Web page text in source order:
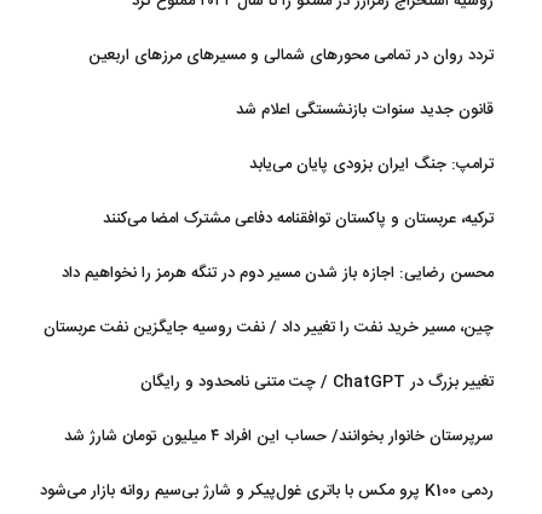
تردد روان در تمامی محورهای شمالی و مسیرهای مرزهای اربعین
قانون جدید سنوات بازنشستگی اعلام شد
ترامپ: جنگ ایران بزودی پایان می‌یابد
ترکیه، عربستان و پاکستان توافقنامه دفاعی مشترک امضا می‌کنند
محسن رضایی: اجازه باز شدن مسیر دوم در تنگه هرمز را نخواهیم داد
چین، مسیر خرید نفت را تغییر داد / نفت روسیه جایگزین نفت عربستان
تغییر بزرگ در ChatGPT / چت متنی نامحدود و رایگان
سرپرستان خانوار بخوانند/ حساب این افراد ۴ میلیون تومان شارژ شد
ردمی K100 پرو مکس با باتری غول‌پیکر و شارژ بی‌سیم روانه بازار می‌شود